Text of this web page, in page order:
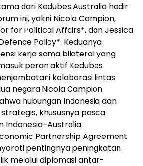
dari Kedubes Australia hadir
ini, yakni Nicola Campion,
for Political Affairs*, dan Jessica
Policy*. Keduanya
kerja sama bilateral yang
peran aktif Kedubes
kolaborasi lintas
negara.Nicola Campion
hubungan Indonesia dan
khususnya pasca
Indonesia–Australia
Partnership Agreement
pentingnya peningkatan
melalui diplomasi antar-